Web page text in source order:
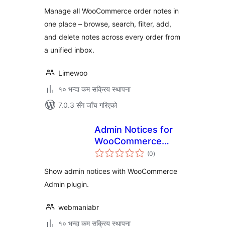
Manage all WooCommerce order notes in
one place – browse, search, filter, add,
and delete notes across every order from
a unified inbox.
Limewoo
१० भन्दा कम सक्रिय स्थापना
7.0.3 सँग जाँच गरिएको
Admin Notices for
WooCommerce
Admin
(0कुल
रेटिङ्गहरू
)
Show admin notices with WooCommerce
Admin plugin.
webmaniabr
१० भन्दा कम सक्रिय स्थापना